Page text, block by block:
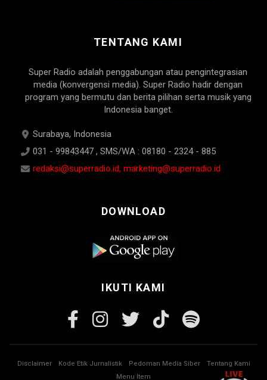
TENTANG KAMI
Super Radio adalah penggabungan atau pengintegrasian
media (konvergensi media). Super Radio hadir dengan
program yang bermutu dan berita pilihan serta musik yang
Indonesia banget.
Surabaya, Indonesia
031 - 99843447 , SMS/WA : 08180 - 2324 - 885
redaksi@superradio.id, marketing@superradio.id
DOWNLOAD
IKUTI KAMI
Disclaimer Kode Etik Jurnalistik Pedoman Media Siber
Tentang Kami
Menu Item